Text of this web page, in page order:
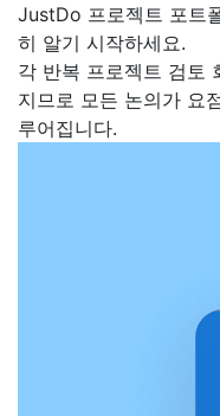
JustDo 프로젝트 포트
히 알기 시작하세요.
각 반복 프로젝트 검토
지므로 모든 논의가 요
루어집니다.